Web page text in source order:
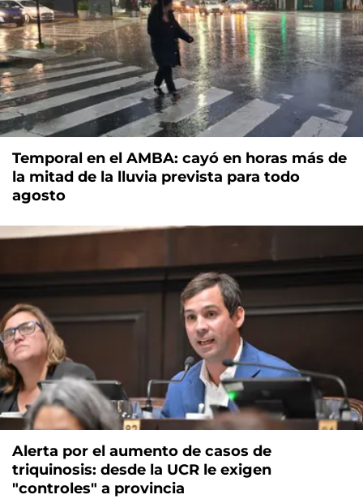
Temporal en el AMBA: cayó en horas más de
la mitad de la lluvia prevista para todo
agosto
Alerta por el aumento de casos de
triquinosis: desde la UCR le exigen
"controles" a provincia